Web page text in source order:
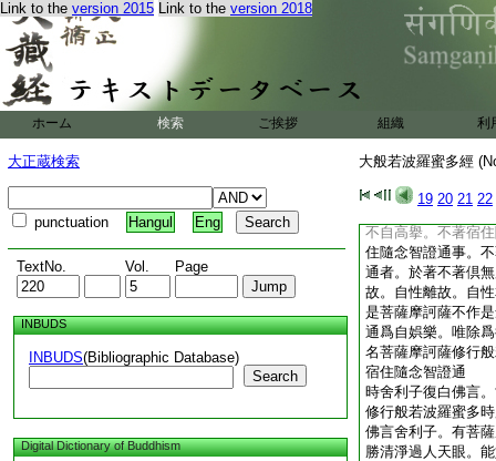
Link to the version 2015 Link to the version 2018
ホーム 検索 ご挨拶 組織 利
大正蔵検索
punctuation Hangul Eng
TextNo. Vol. Page
INBUDS
INBUDS(Bibliographic Database)
Search
Digital Dictionary of Buddhism
大般若波羅蜜多經
19 20 21 22
或復隨念一月十月
住事。或復隨念一
年諸宿住事。或復
多百千劫乃至無量
如是時。如是處。
是食。如是久住。
樂。如是受苦。從
往生彼處。如是状
若自若他諸宿住事
不自高擧。不著宿
住隨念智證通事。
通者。於著不著倶
故。自性離故。自
是菩薩摩訶薩不作
通爲自娯樂。唯除
名菩薩摩訶薩修行
宿住隨念智證通
時舍利子復白佛言
修行般若波羅蜜多
佛言舍利子。有菩
勝清淨過人天眼。